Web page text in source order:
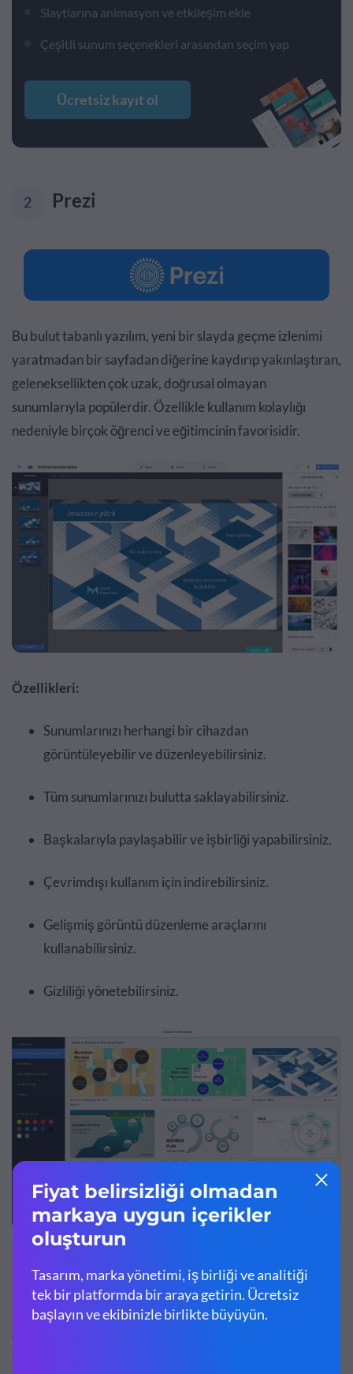
Slaytlarına animasyon ve etkileşim ekle
Çeşitli sunum seçenekleri arasından seçim yap
Ücretsiz kayıt ol
2 Prezi
Bu bulut tabanlı yazılım, yeni bir slayda geçme izlenimi
yaratmadan bir sayfadan diğerine kaydırıp yakınlaştıran,
geleneksellikten çok uzak, doğrusal olmayan
sunumlarıyla popülerdir. Özellikle kullanım kolaylığı
nedeniyle birçok öğrenci ve eğitimcinin favorisidir.
Özellikleri:
Sunumlarınızı herhangi bir cihazdan
görüntüleyebilir ve düzenleyebilirsiniz.
Tüm sunumlarınızı bulutta saklayabilirsiniz.
Başkalarıyla paylaşabilir ve işbirliği yapabilirsiniz.
Çevrimdışı kullanım için indirebilirsiniz.
Gelişmiş görüntü düzenleme araçlarını
kullanabilirsiniz.
Gizliliği yönetebilirsiniz.
Fiyat:
Kullanıcı başına aylık 12 dolardan başlayan ücretli
planlar mevcuttur.